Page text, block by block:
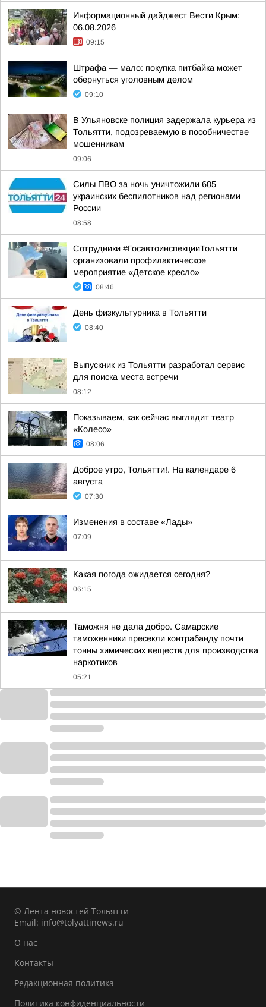
Информационный дайджест Вести Крым:
06.08.2026
09:15
Штрафа — мало: покупка питбайка может
обернуться уголовным делом
09:10
В Ульяновске полиция задержала курьера из
Тольятти, подозреваемую в пособничестве
мошенникам
09:06
Силы ПВО за ночь уничтожили 605
украинских беспилотников над регионами
России
08:58
Сотрудники #ГосавтоинспекцииТольятти
организовали профилактическое
мероприятие «Детское кресло»
08:46
День физкультурника в Тольятти
08:40
Выпускник из Тольятти разработал сервис
для поиска места встречи
08:12
Показываем, как сейчас выглядит театр
«Колесо»
08:06
Доброе утро, Тольятти!. На календаре 6
августа
07:30
Изменения в составе «Лады»
07:09
Какая погода ожидается сегодня?
06:15
Таможня не дала добро. Самарские
таможенники пресекли контрабанду почти
тонны химических веществ для производства
наркотиков
05:21
© Лента новостей Тольятти
Email: info@tolyattinews.ru
О нас
Контакты
Редакционная политика
Политика конфиденциальности